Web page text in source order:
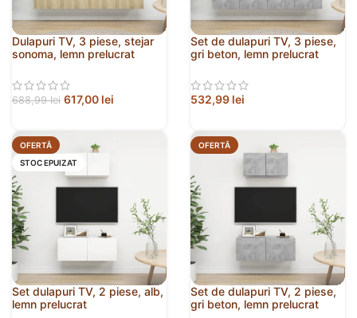
Dulapuri TV, 3 piese, stejar
sonoma, lemn prelucrat
688,99lei 617,00 lei
Set de dulapuri TV, 3 piese,
gri beton, lemn prelucrat
532,99 lei
OFERTĂ
STOC EPUIZAT
Set dulapuri TV, 2 piese, alb,
lemn prelucrat
OFERTĂ
Set de dulapuri TV, 2 piese,
gri beton, lemn prelucrat